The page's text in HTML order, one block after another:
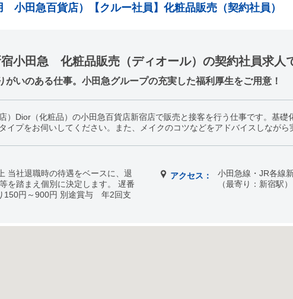
小田急百貨店）【クルー社員】化粧品販売（契約社員）
宿小田急 化粧品販売（ディオール）の契約社員求人
がいのある仕事。小田急グループの充実した福利厚生をご用意！
）Dior（化粧品）の小田急百貨店新宿店で販売と接客を行う仕事です。基礎
イプをお伺いしてください。また、メイクのコツなどをアドバイスしながら
当社退職時の待遇をベースに、退
を踏まえ個別に決定します。 遅番
150円～900円 別途賞与 年2回支
アクセス：
小田急線・JR各線
（最寄り：新宿駅）